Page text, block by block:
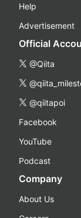
Help
Advertisement
Official
@Qiita
@qiitapoi
Facebook
YouTube
Podcast
Company
About Us